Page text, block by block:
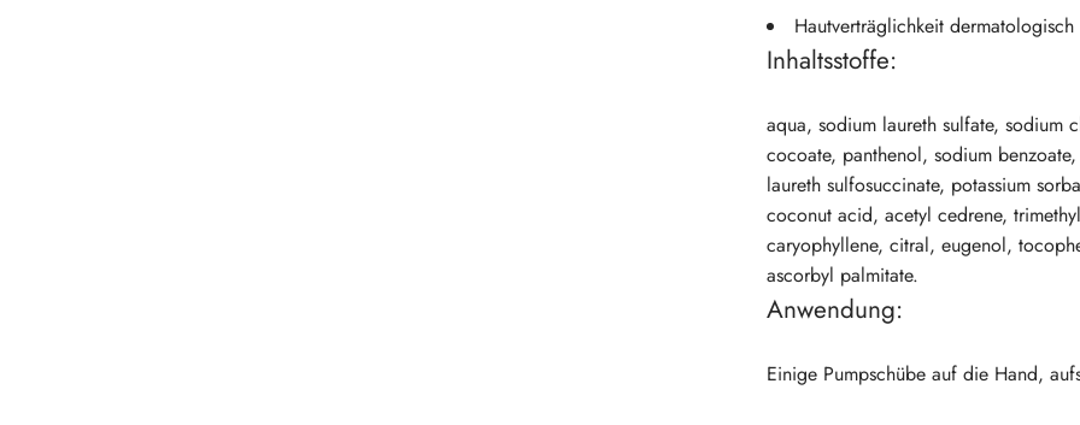
Hautverträglichkeit
Inhaltsstoffe:
aqua, sodium laureth sulfate, sodium
cocoate, panthenol, sodium
laureth sulfosuccinate, potassium
coconut acid, acetyl cedrene,
caryophyllene, citral, eugenol,
ascorbyl palmitate.
Anwendung:
Einige Pumpschübe auf die Hand,